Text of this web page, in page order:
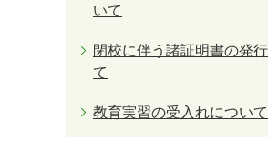
いて
閉校に伴う諸証明書の発
て
教育実習の受入れについて